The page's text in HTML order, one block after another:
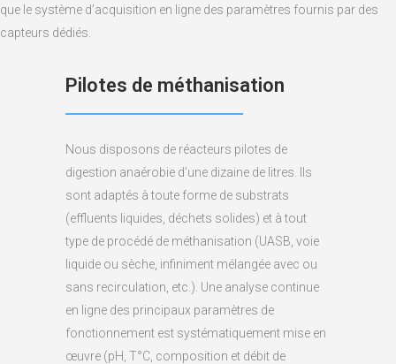
que le système d’acquisition en ligne des paramètres fournis par des
capteurs dédiés.
Pilotes de méthanisation
Nous disposons de réacteurs pilotes de
digestion anaérobie d’une dizaine de litres. Ils
sont adaptés à toute forme de substrats
(effluents liquides, déchets solides) et à tout
type de procédé de méthanisation (UASB, voie
liquide ou sèche, infiniment mélangée avec ou
sans recirculation, etc.). Une analyse continue
en ligne des principaux paramètres de
fonctionnement est systématiquement mise en
œuvre (pH, T°C, composition et débit de